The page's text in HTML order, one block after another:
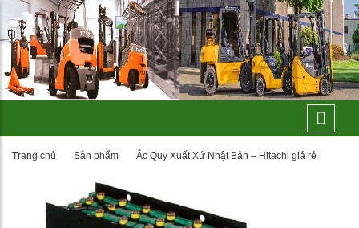
Trang chủ Sản phẩm Ắc Quy Xuất Xứ Nhật Bản – Hitachi giá rẻ